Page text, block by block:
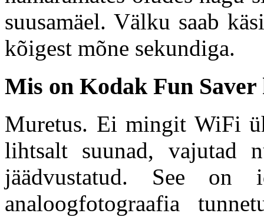
suusamäel. Välku saab
kõigest mõne sekundiga.
Mis on Kodak Fun
Muretus. Ei mingit WiFi
lihtsalt suunad, vajutad
jäädvustatud. See on
analoogfotograafia